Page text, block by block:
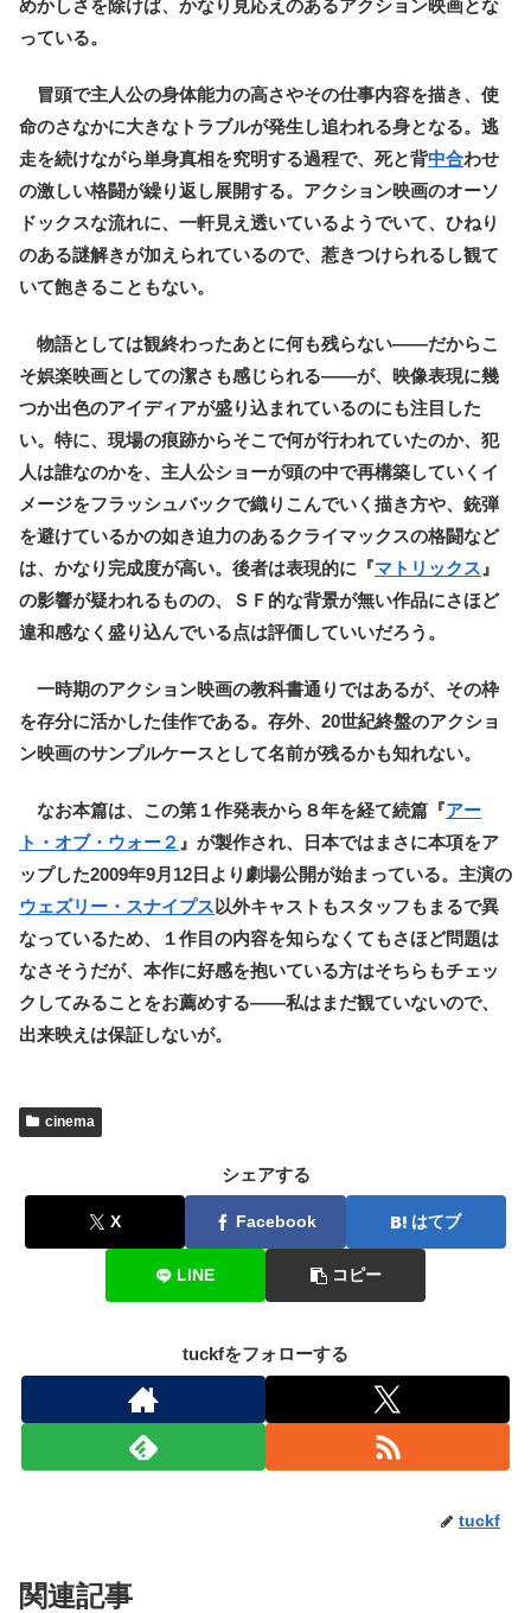
めかしさを除けば、かなり見応えのあるアクション映画とな
っている。
冒頭で主人公の身体能力の高さやその仕事内容を描き、使
命のさなかに大きなトラブルが発生し追われる身となる。逃
走を続けながら単身真相を究明する過程で、死と背中合わせ
の激しい格闘が繰り返し展開する。アクション映画のオーソ
ドックスな流れに、一軒見え透いているようでいて、ひねり
のある謎解きが加えられているので、惹きつけられるし観て
いて飽きることもない。
物語としては観終わったあとに何も残らない――だからこ
そ娯楽映画としての潔さも感じられる――が、映像表現に幾
つか出色のアイディアが盛り込まれているのにも注目した
い。特に、現場の痕跡からそこで何が行われていたのか、犯
人は誰なのかを、主人公ショーが頭の中で再構築していくイ
メージをフラッシュバックで織りこんでいく描き方や、銃弾
を避けているかの如き迫力のあるクライマックスの格闘など
は、かなり完成度が高い。後者は表現的に『マトリックス 』
の影響が疑われるものの、ＳＦ的な背景が無い作品にさほど
違和感なく盛り込んでいる点は評価していいだろう。
一時期のアクション映画の教科書通りではあるが、その枠
を存分に活かした佳作である。存外、20世紀終盤のアクショ
ン映画のサンプルケースとして名前が残るかも知れない。
なお本篇は、この第１作発表から８年を経て続篇『アー
ト・オブ・ウォー２ 』が製作され、日本ではまさに本項をア
ップした2009年9月12日より劇場公開が始まっている。主演の
ウェズリー・スナイプス 以外キャストもスタッフもまるで異
なっているため、１作目の内容を知らなくてもさほど問題は
なさそうだが、本作に好感を抱いている方はそちらもチェッ
クしてみることをお薦めする――私はまだ観ていないので、
出来映えは保証しないが。
cinema
シェアする
X Facebook はてブ
LINE コピー
tuckfをフォローする
tuckf
関連記事